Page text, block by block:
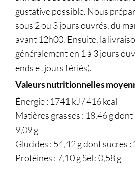
gustative possible. Nous
sous 2 ou 3 jours ouvrés, du
avant 12h00. Ensuite, la
généralement en 1 à 3 jours
ends et jours fériés).
Valeurs nutritionnelles
Énergie : 1741 kJ / 416 kcal
Matières grasses : 18,46 g
9,09 g
Glucides : 54,42 g dont sucres :
Protéines : 7,10 g Sel : 0,58 g